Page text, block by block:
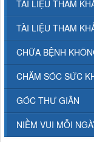
TÀI LIỆU THAM
TÀI LIỆU THAM
CHỮA BỆNH
CHĂM SÓC SỨC
GÓC THƯ GIÃN
NIỀM VUI MỖI